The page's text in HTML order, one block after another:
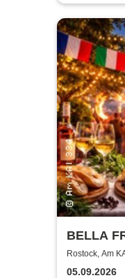
BELLA
Kultur
Rostock, Am
05.09.2026